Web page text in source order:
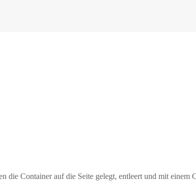
Container auf die Seite gelegt, entleert und mit einem